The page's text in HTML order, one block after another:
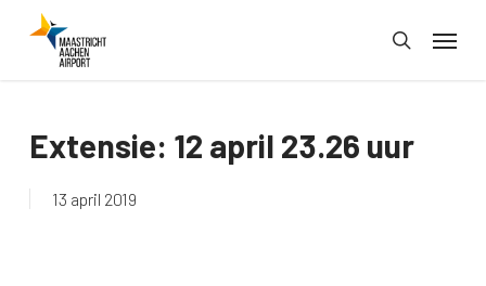
search
Menu
Extensie: 12 april 23.26 uur
13 april 2019